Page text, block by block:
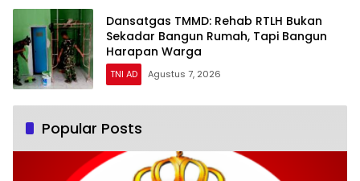
Dansatgas TMMD: Rehab RTLH Bukan
Sekadar Bangun Rumah, Tapi Bangun
Harapan Warga
TNI AD Agustus 7, 2026
Popular Posts